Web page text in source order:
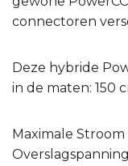
connectoren
Deze hybride
in de maten: 150
Maximale Stroom